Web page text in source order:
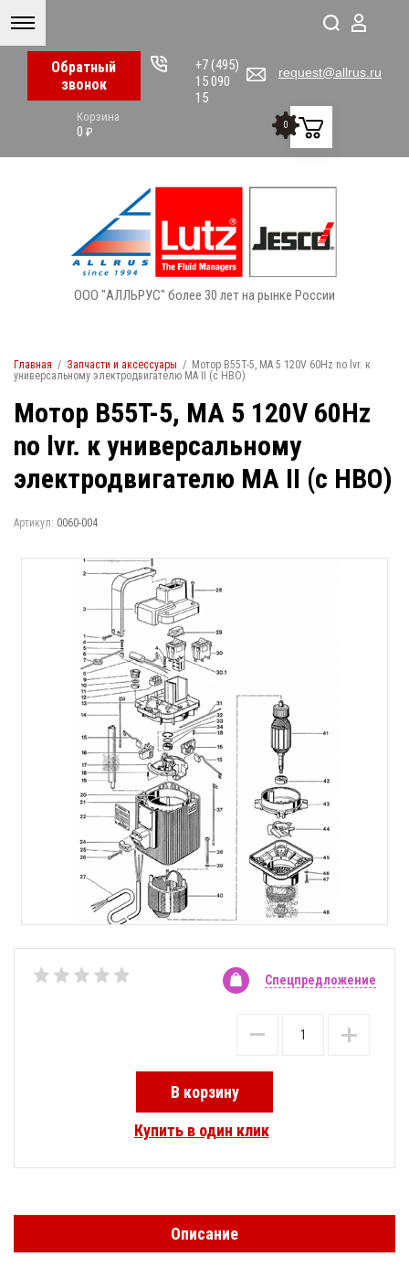
request@allrus.ru
+7 (495)
15 090
15
Обратный
звонок
0
Корзина
0 ₽
ООО "АЛЛЬРУС" более 30 лет на рынке России
Главная / Запчасти и аксессуары / Мотор B55T-5, MA 5 120V 60Hz no lvr. к
универсальному электродвигателю MA II (с НВО)
Мотор B55T-5, MA 5 120V 60Hz
no lvr. к универсальному
электродвигателю MA II (с НВО)
Артикул: 0060-004
Спецпредложение
В корзину
Купить в один клик
Описание